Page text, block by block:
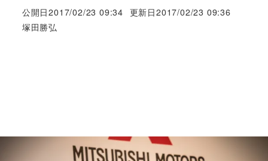
公開日2017/02/23 09:34 更新日2017/02/23 09:36
著
塚田勝弘